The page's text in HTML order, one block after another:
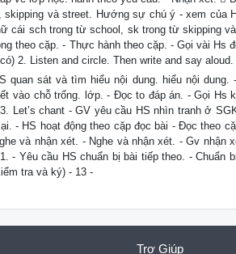
và street. Hướng sự chú ý - xem của
cái sch trong từ school, sk trong từ skipping
theo cặp. - Thực hành theo cặp. - Gọi vài Hs
2. Listen and circle. Then write and say aloud.
sát và tìm hiểu nội dung. hiểu nội dung.
vào chỗ trống. lớp. - Đọc to đáp án. - Gọi Hs
chant - GV yêu cầu HS nhìn tranh ở
- HS hoạt động theo cặp đọc bài - Đọc theo
và nhận xét. - Nghe và nhận xét. - Gv nhận
Yêu cầu HS chuẩn bị bài tiếp theo. - Chuẩn
tra và ký) - 13 -
Trợ Giúp